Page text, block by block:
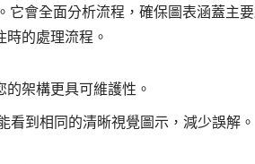
它會全面分析流程，確保圖表涵蓋主
的處理流程。
架構更具可維護性。
到相同的清晰視覺圖示，減少誤解。